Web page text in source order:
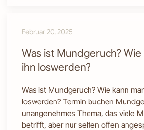
Februar 20, 2025
Was ist Mundgeruch? Wie
ihn loswerden?
Was ist Mundgeruch? Wie kann
loswerden? Termin buchen
unangenehmes Thema, das viele
betrifft, aber nur selten offen